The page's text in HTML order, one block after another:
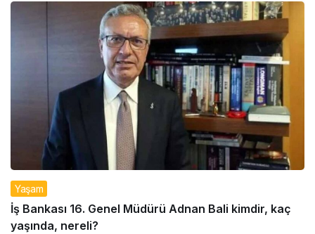
Yaşam
İş Bankası 16. Genel Müdürü Adnan Bali kimdir, kaç
yaşında, nereli?